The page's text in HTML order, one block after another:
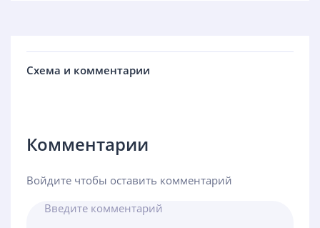
Схема и комментарии
Комментарии
Войдите чтобы оставить комментарий